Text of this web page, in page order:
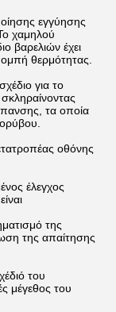
εγγύησης
χαμηλού
βαρελιών έχει
θερμότητας.
για το
σκληραίνοντας
τα οποία
οθόνης
έλεγχος
της
της απαίτησης
του
μέγεθος του